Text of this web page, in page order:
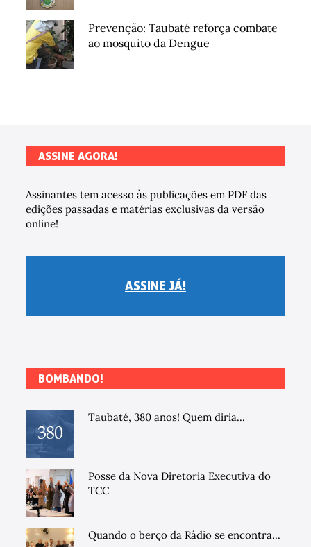
Prevenção: Taubaté reforça combate
ao mosquito da Dengue
ASSINE AGORA!
Assinantes tem acesso às publicações em PDF das
edições passadas e matérias exclusivas da versão
online!
ASSINE JÁ!
BOMBANDO!
Taubaté, 380 anos! Quem diria...
Posse da Nova Diretoria Executiva do
TCC
Quando o berço da Rádio se encontra...